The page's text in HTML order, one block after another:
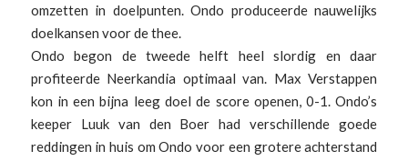
omzetten in doelpunten. Ondo produceerde nauwelijks
doelkansen voor de thee.
Ondo begon de tweede helft heel slordig en daar
profiteerde Neerkandia optimaal van. Max Verstappen
kon in een bijna leeg doel de score openen, 0-1. Ondo’s
keeper Luuk van den Boer had verschillende goede
reddingen in huis om Ondo voor een grotere achterstand